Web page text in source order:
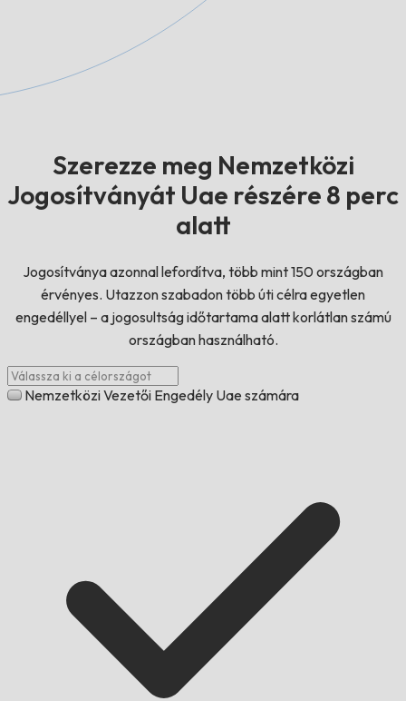
Szerezze meg Nemzetközi
Jogosítványát Uae részére 8 perc
alatt
Jogosítványa azonnal lefordítva, több mint 150 országban
érvényes. Utazzon szabadon több úti célra egyetlen
engedéllyel – a jogosultság időtartama alatt korlátlan számú
országban használható.
Nemzetközi Vezetői Engedély Uae számára